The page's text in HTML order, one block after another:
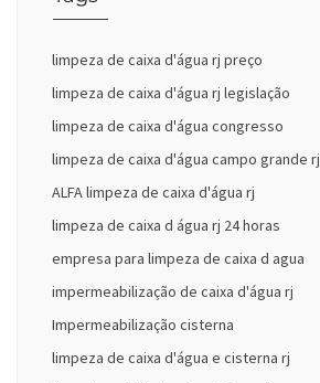
limpeza de caixa d'água rj preço
limpeza de caixa d'água rj legislação
limpeza de caixa d'água congresso
limpeza de caixa d'água campo grande rj
ALFA limpeza de caixa d'água rj
limpeza de caixa d água rj 24 horas
empresa para limpeza de caixa d agua
impermeabilização de caixa d'água rj
Impermeabilização cisterna
limpeza de caixa d'água e cisterna rj